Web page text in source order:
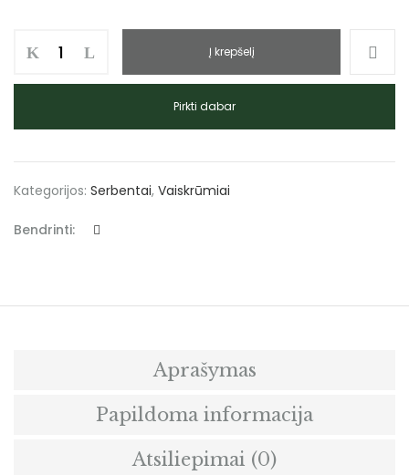
Į krepšelį
Pirkti dabar
Kategorijos: Serbentai, Vaiskrūmiai
Bendrinti:
Aprašymas
Papildoma informacija
Atsiliepimai (0)